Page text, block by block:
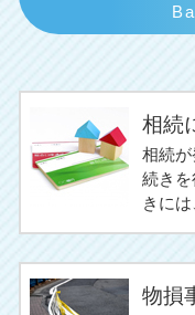
相続
相続
続き
きに
物損